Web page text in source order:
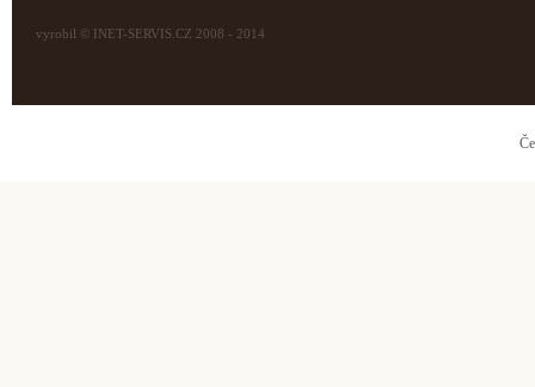
vyrobil © INET-SERVIS.CZ 2008 - 2014